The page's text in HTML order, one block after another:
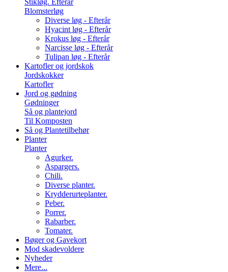
Stikløg. Efterår
Blomsterløg
Diverse løg - Efterår
Hyacint løg - Efterår
Krokus løg - Efterår
Narcisse løg - Efterår
Tulipan løg - Efterår
Kartofler og jordskok
Jordskokker
Kartofler
Jord og gødning
Gødninger
Så og plantejord
Til Komposten
Så og Plantetilbehør
Planter
Planter
Agurker.
Aspargers.
Chili.
Diverse planter.
Krydderurteplanter.
Peber.
Porrer.
Rabarber.
Tomater.
Bøger og Gavekort
Mod skadevoldere
Nyheder
Mere...